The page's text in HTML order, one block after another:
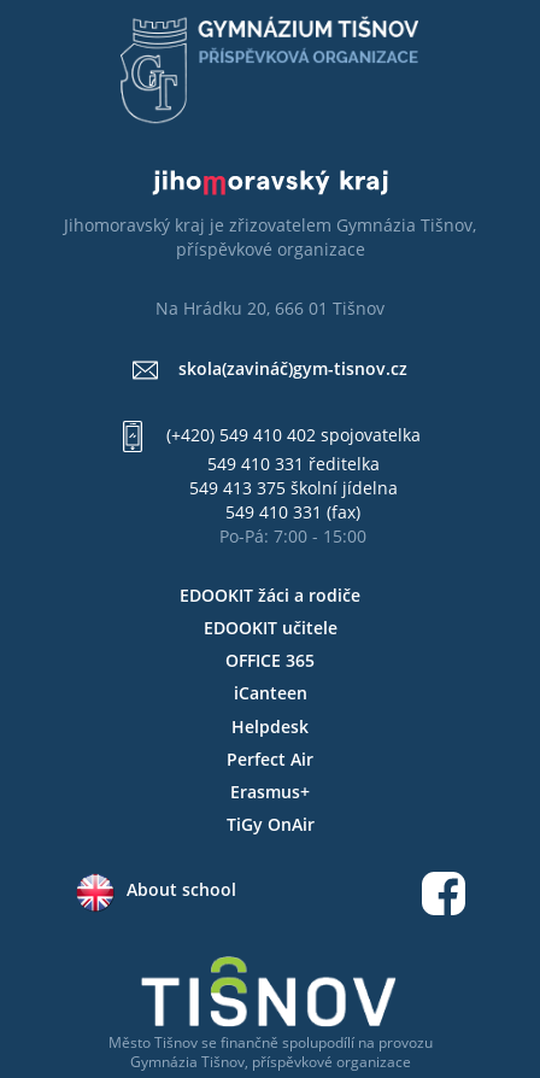
Jihomoravský kraj je zřizovatelem Gymnázia Tišnov,
příspěvkové organizace
Na Hrádku 20, 666 01 Tišnov
skola(zavináč)gym-tisnov.cz
(+420) 549 410 402 spojovatelka
549 410 331 ředitelka
549 413 375 školní jídelna
549 410 331 (fax)
Po-Pá: 7:00 - 15:00
EDOOKIT žáci a rodiče
EDOOKIT učitele
OFFICE 365
iCanteen
Helpdesk
Perfect Air
Erasmus+
TiGy OnAir
About school
Město Tišnov se finančně spolupodílí na provozu
Gymnázia Tišnov, příspěvkové organizace